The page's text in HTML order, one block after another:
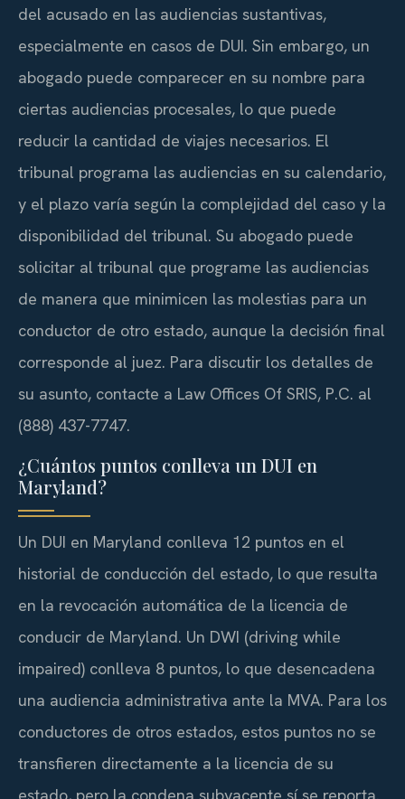
del acusado en las audiencias sustantivas,
especialmente en casos de DUI. Sin embargo, un
abogado puede comparecer en su nombre para
ciertas audiencias procesales, lo que puede
reducir la cantidad de viajes necesarios. El
tribunal programa las audiencias en su calendario,
y el plazo varía según la complejidad del caso y la
disponibilidad del tribunal. Su abogado puede
solicitar al tribunal que programe las audiencias
de manera que minimicen las molestias para un
conductor de otro estado, aunque la decisión final
corresponde al juez. Para discutir los detalles de
su asunto, contacte a Law Offices Of SRIS, P.C. al
(888) 437-7747.
¿Cuántos puntos conlleva un DUI en
Maryland?
Un DUI en Maryland conlleva 12 puntos en el
historial de conducción del estado, lo que resulta
en la revocación automática de la licencia de
conducir de Maryland. Un DWI (driving while
impaired) conlleva 8 puntos, lo que desencadena
una audiencia administrativa ante la MVA. Para los
conductores de otros estados, estos puntos no se
transfieren directamente a la licencia de su
estado, pero la condena subyacente sí se reporta.